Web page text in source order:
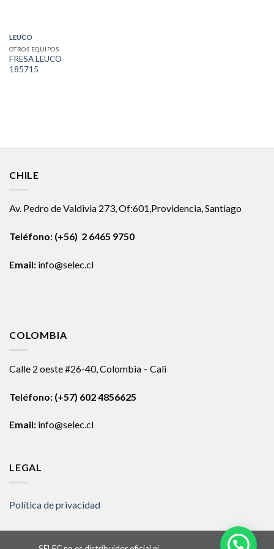
LEUCO
OTROS EQUIPOS
FRESA LEUCO
185715
CHILE
Av. Pedro de Valdivia 273, Of:601,Providencia, Santiago
Teléfono: (+56) 2 6465 9750
Email: info@selec.cl
COLOMBIA
Calle 2 oeste #26-40, Colombia – Cali
Teléfono: (+57) 602 4856625
Email: info@selec.cl
LEGAL
Política de privacidad